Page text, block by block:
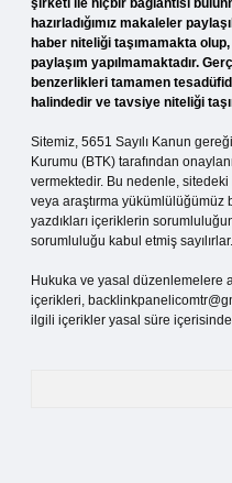
şirketi ile hiçbir bağlantısı
hazırladığımız makaleler
haber niteliği taşımamakta
paylaşım yapılmamaktadır.
benzerlikleri tamamen
halindedir ve tavsiye niteliği
Sitemiz, 5651 Sayılı Kanun
Kurumu (BTK) tarafından
vermektedir. Bu nedenle,
veya araştırma yükümlülüğümüz
yazdıkları içeriklerin
sorumluluğu kabul etmiş sayılırlar.
Hukuka ve yasal düzenlemelere
içerikleri,
ilgili içerikler yasal süre içerisinde